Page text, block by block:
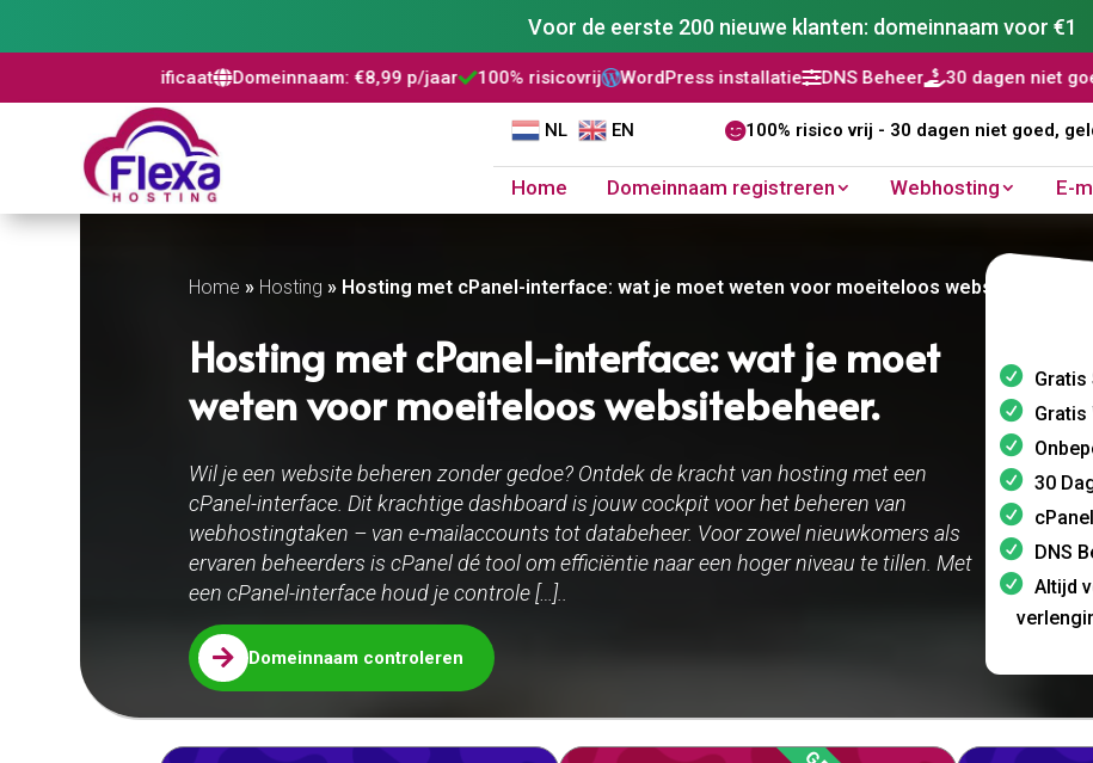
Voor de eerste 200 nieuwe klanten: domeinnaam voor €1
Domeinnaam: €8,99 p/jaar100% risicovrijWordPress installatieDNS Beheer30 dagen niet goed, geld terug
NL EN 100% risico vrij - 30 dagen niet goed,
Home Domeinnaam registreren Webhosting E-
Home » Hosting » Hosting met cPanel-interface: wat je moet weten voor moeiteloos websitebeheer.​
Hosting met cPanel-interface: wat je moet
weten voor moeiteloos websitebeheer.​
Wil je een website beheren zonder gedoe? Ontdek de kracht van hosting met een
cPanel-interface. Dit krachtige dashboard is jouw cockpit voor het beheren van
webhostingtaken – van e-mailaccounts tot databeheer. Voor zowel nieuwkomers als
ervaren beheerders is cPanel dé tool om efficiëntie naar een hoger niveau te tillen. Met
een cPanel-interface houd je controle […]..
 Domeinnaam controleren
Gratis
Gratis
30
cPanel
DNS
Altijd